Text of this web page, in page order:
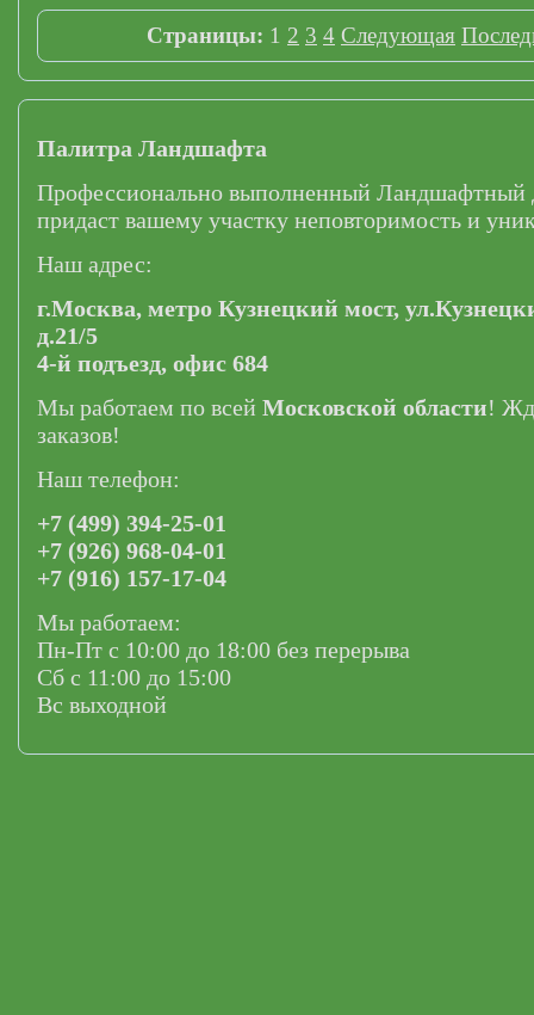
Страницы: 1 2 3 4 Следующая
Палитра Ландшафта
Профессионально выполненный Ландшафтный
придаст вашему участку неповторимость и
Наш адрес:
г.Москва, метро Кузнецкий мост,
д.21/5
4-й подъезд, офис 684
Мы работаем по всей Московской области!
заказов!
Наш телефон:
+7 (499) 394-25-01
+7 (926) 968-04-01
+7 (916) 157-17-04
Мы работаем:
Пн-Пт с 10:00 до 18:00 без перерыва
Сб с 11:00 до 15:00
Вс выходной